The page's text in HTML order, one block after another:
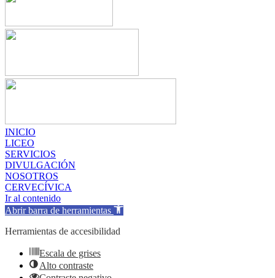
INICIO
LICEO
SERVICIOS
DIVULGACIÓN
NOSOTROS
CERVECÍVICA
Ir al contenido
Abrir barra de herramientas
Herramientas de accesibilidad
Escala de grises
Alto contraste